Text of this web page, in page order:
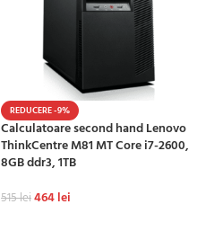
REDUCERE -9%
Calculatoare second hand Lenovo
ThinkCentre M81 MT Core i7-2600,
8GB ddr3, 1TB
515lei464lei